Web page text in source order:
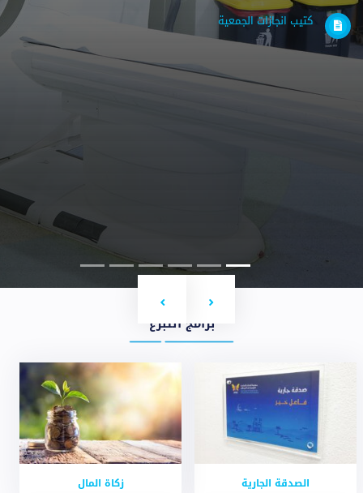
كتيب انجازات الجمعية
Previous
برامج التبرع
الصدقة الجارية زكاة المال